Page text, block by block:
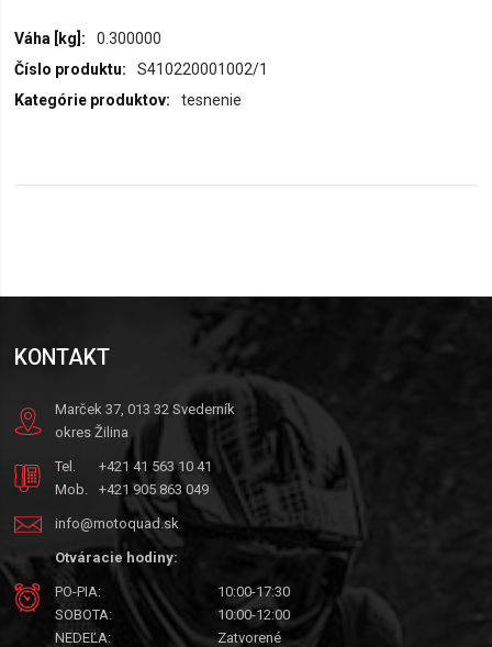
Parametre
0.300000
S410220001002/1
tesnenie
KONTAKT
Marček 37, 013 32 Svederník
okres Žilina
Tel.
+421 41 563 10 41
Mob.
+421 905 863 049
info@motoquad.sk
Otváracie hodiny:
PO-PIA:
10:00-17:30
SOBOTA:
10:00-12:00
NEDEĽA:
Zatvorené